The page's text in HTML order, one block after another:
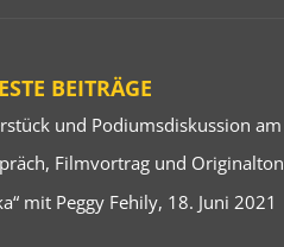
BEITRÄGE
und Podiumsdiskussion
Filmvortrag und
mit Peggy Fehily, 18. Juni 2021